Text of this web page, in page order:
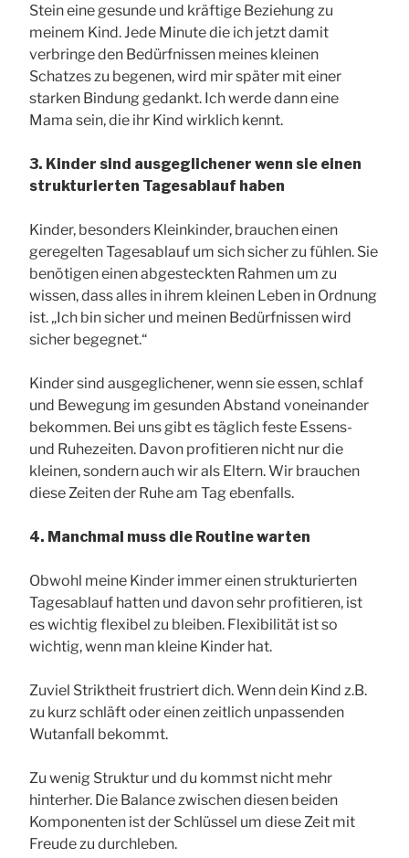
Stein eine gesunde und kräftige Beziehung zu
meinem Kind. Jede Minute die ich jetzt damit
verbringe den Bedürfnissen meines kleinen
Schatzes zu begenen, wird mir später mit einer
starken Bindung gedankt. Ich werde dann eine
Mama sein, die ihr Kind wirklich kennt.
3. Kinder sind ausgeglichener wenn sie einen
strukturierten Tagesablauf haben
Kinder, besonders Kleinkinder, brauchen einen
geregelten Tagesablauf um sich sicher zu fühlen. Sie
benötigen einen abgesteckten Rahmen um zu
wissen, dass alles in ihrem kleinen Leben in Ordnung
ist. „Ich bin sicher und meinen Bedürfnissen wird
sicher begegnet.“
Kinder sind ausgeglichener, wenn sie essen, schlaf
und Bewegung im gesunden Abstand voneinander
bekommen. Bei uns gibt es täglich feste Essens-
und Ruhezeiten. Davon profitieren nicht nur die
kleinen, sondern auch wir als Eltern. Wir brauchen
diese Zeiten der Ruhe am Tag ebenfalls.
4. Manchmal muss die Routine warten
Obwohl meine Kinder immer einen strukturierten
Tagesablauf hatten und davon sehr profitieren, ist
es wichtig flexibel zu bleiben. Flexibilität ist so
wichtig, wenn man kleine Kinder hat.
Zuviel Striktheit frustriert dich. Wenn dein Kind z.B.
zu kurz schläft oder einen zeitlich unpassenden
Wutanfall bekommt.
Zu wenig Struktur und du kommst nicht mehr
hinterher. Die Balance zwischen diesen beiden
Komponenten ist der Schlüssel um diese Zeit mit
Freude zu durchleben.